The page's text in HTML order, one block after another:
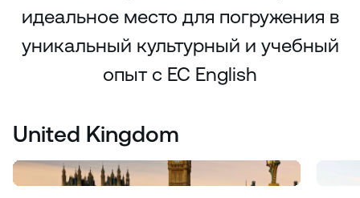
идеальное место для погружения в
уникальный культурный и учебный
опыт с EC English
United Kingdom